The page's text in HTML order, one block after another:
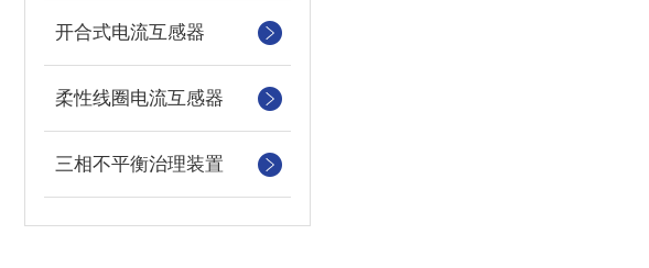
开合式电流互感器
柔性线圈电流互感器
三相不平衡治理装置